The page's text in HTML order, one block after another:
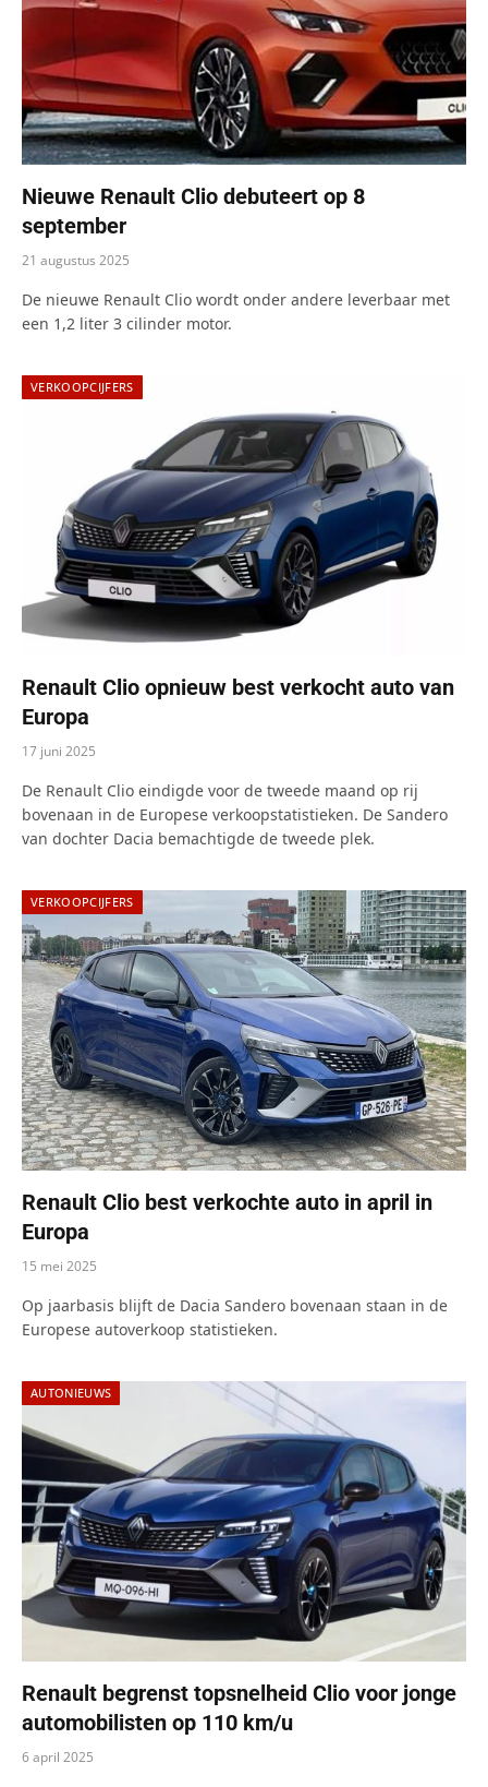
Nieuwe Renault Clio debuteert op 8
september
21 augustus 2025
De nieuwe Renault Clio wordt onder andere leverbaar met
een 1,2 liter 3 cilinder motor.
VERKOOPCIJFERS
Renault Clio opnieuw best verkocht auto van
Europa
17 juni 2025
De Renault Clio eindigde voor de tweede maand op rij
bovenaan in de Europese verkoopstatistieken. De Sandero
van dochter Dacia bemachtigde de tweede plek.
VERKOOPCIJFERS
Renault Clio best verkochte auto in april in
Europa
15 mei 2025
Op jaarbasis blijft de Dacia Sandero bovenaan staan in de
Europese autoverkoop statistieken.
AUTONIEUWS
Renault begrenst topsnelheid Clio voor jonge
automobilisten op 110 km/u
6 april 2025